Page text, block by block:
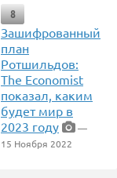
8
Зашифрованный
план
Ротшильдов:
The Economist
показал, каким
будет мир в
2023 году
—
15 Ноября 2022